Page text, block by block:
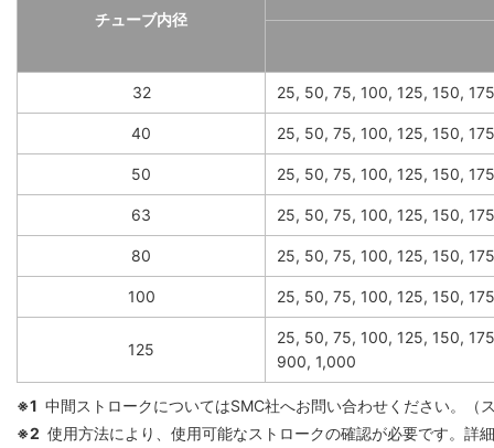
チューブ内径
32 25, 50, 75, 100, 125, 150,
40 25, 50, 75, 100, 125, 150,
50 25, 50, 75, 100, 125, 150,
63 25, 50, 75, 100, 125, 150,
80 25, 50, 75, 100, 125, 150,
100 25, 50, 75, 100, 125, 150,
125
25, 50, 75, 100, 125, 150,
900, 1,000
※1 中間ストロークについてはSMC社へお問い合わせください。（
※2 使用方法により、使用可能なストロークの確認が必要です。詳